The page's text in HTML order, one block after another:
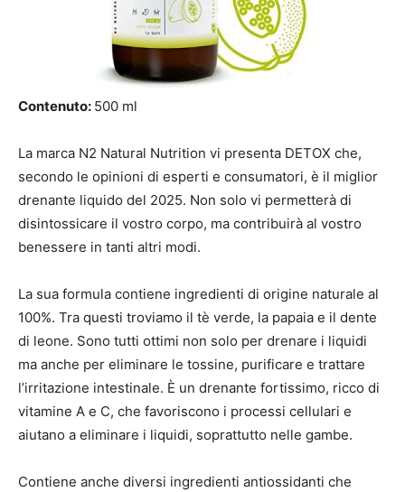
Contenuto: 500 ml
La marca N2 Natural Nutrition vi presenta DETOX che,
secondo le opinioni di esperti e consumatori, è il miglior
drenante liquido del 2025. Non solo vi permetterà di
disintossicare il vostro corpo, ma contribuirà al vostro
benessere in tanti altri modi.
La sua formula contiene ingredienti di origine naturale al
100%. Tra questi troviamo il tè verde, la papaia e il dente
di leone. Sono tutti ottimi non solo per drenare i liquidi
ma anche per eliminare le tossine, purificare e trattare
l’irritazione intestinale. È un drenante fortissimo, ricco di
vitamine A e C, che favoriscono i processi cellulari e
aiutano a eliminare i liquidi, soprattutto nelle gambe.
Contiene anche diversi ingredienti antiossidanti che